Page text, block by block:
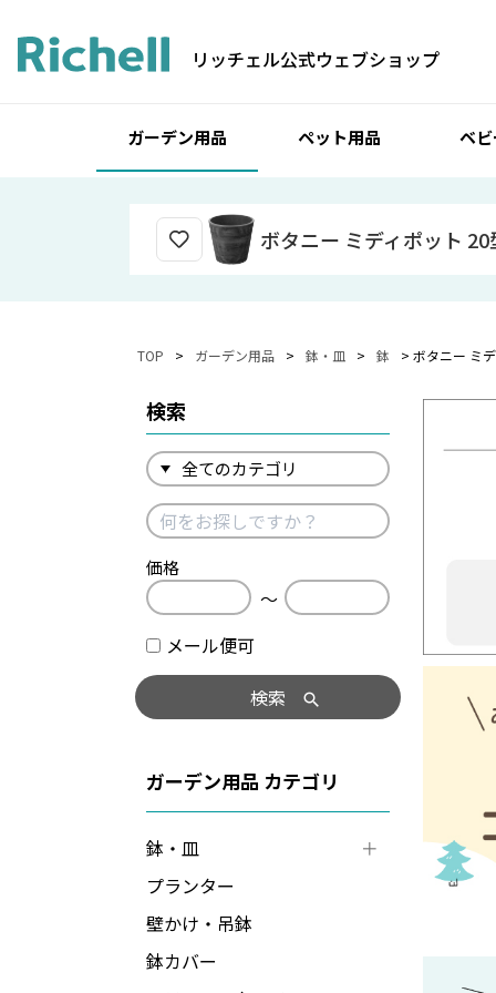
リッチェル公式ウェブショップ
ガーデン用品 ペット用品 ベ
ボタニー ミディポット 20
TOP ガーデン用品 鉢・皿 鉢 ボタニー ミ
検索
価格
〜
メール便可
検索
ガーデン用品
鉢・皿
プランター
壁かけ・吊鉢
鉢カバー